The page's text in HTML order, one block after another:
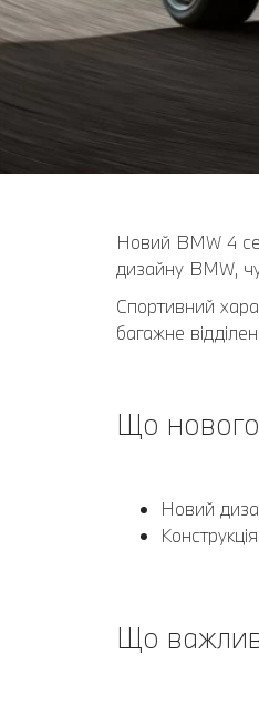
Новий BMW 4
дизайну BMW,
Спортивний
багажне
Що
Новий
Що